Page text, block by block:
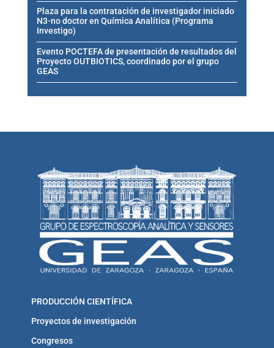
Plaza para la contratación de investigador iniciado
N3-no doctor en Química Analítica (Programa
Investigo)
Evento POCTEFA de presentación de resultados del
Proyecto OUTBIOTICS, coordinado por el grupo
GEAS
PRODUCCIÓN CIENTÍFICA
Proyectos de investigación
Congresos